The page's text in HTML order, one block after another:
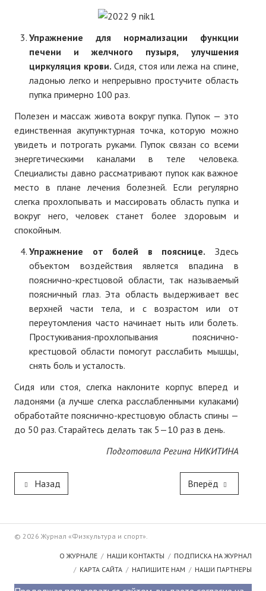
Упражнение для нормализации функции
печени и желчного пузыря, улучшения
циркуляция крови. Сидя, стоя или лежа на спине,
ладонью легко и непрерывно простучите область
пупка примерно 100 раз.
Полезен и массаж живота вокруг пупка. Пупок — это
единственная акупунктурная точка, которую можно
увидеть и потрогать руками. Пупок связан со всеми
энергетическими каналами в теле человека.
Специалисты давно рассматривают пупок как важное
место в плане лечения болезней. Если регулярно
слегка прохлопывать и массировать область пупка и
вокруг него, человек станет более здоровым и
спокойным.
Упражнение от болей в пояснице. Здесь
объектом воздействия является впадина в
пояснично-крестцовой области, так называемый
поясничный глаз. Эта область выдерживает вес
верхней части тела, и с возрастом или от
переутомления часто начинает ныть или болеть.
Простукивания-прохлопывания пояснично-
крестцовой области помогут расслабить мышцы,
снять боль и усталость.
Сидя или стоя, слегка наклоните корпус вперед и
ладонями (а лучше слегка расслабленными кулаками)
обработайте пояснично-крестцовую область спины —
до 50 раз. Старайтесь делать так 5—10 раз в день.
Подготовила Регина НИКИТИНА
Назад Вперёд
© 2026 Журнал «Физкультура и спорт».
О ЖУРНАЛЕ НАШИ КОНТАКТЫ
ПОДПИСКА НА ЖУРНАЛ
КАРТА САЙТА
НАПИШИТЕ НАМ НАШИ ПАРТНЕРЫ